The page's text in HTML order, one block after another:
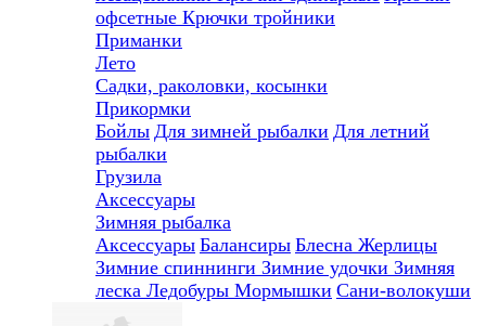
офсетные Крючки тройники
Приманки
Лето
Садки, раколовки, косынки
Прикормки
Бойлы Для зимней рыбалки Для летний
рыбалки
Грузила
Аксессуары
Зимняя рыбалка
Аксессуары Балансиры Блесна Жерлицы
Зимние спиннинги Зимние удочки Зимняя
леска Ледобуры Мормышки Сани-волокуши